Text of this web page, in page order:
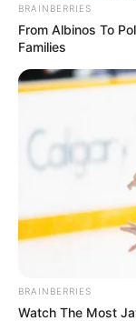
BRAINBERRIES
From Albinos To
Families
BRAINBERRIES
Watch The Most